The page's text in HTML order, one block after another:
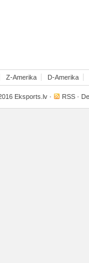
Z-Amerika D-Amerika
Eksports.lv · RSS ·